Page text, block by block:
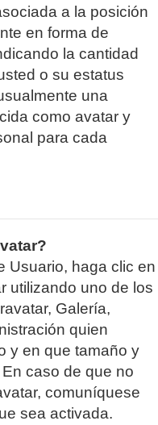
a la posición
en forma de
la cantidad
o su estatus
una
como avatar y
para cada
Usuario, haga clic en
utilizando uno de los
Galería,
quien
y en que tamaño y
caso de que no
comuníquese
sea activada.